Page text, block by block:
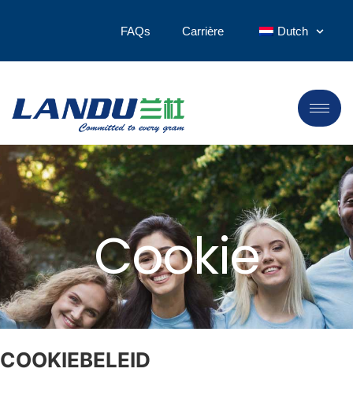
FAQs Carrière Dutch
Cookie
COOKIEBELEID